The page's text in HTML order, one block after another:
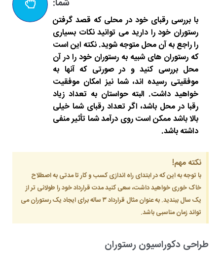
شما:
با بررسی رقبای خود در محلی که قصد گرفتن
رستوران خود را دارید می توانید نکات بسیاری
را راجع به آن محل متوجه شوید. نکته این است
که رستوران های شبیه به رستوران خود را در آن
محل بررسی کنید و در صورتی که آنها به
موفقیتی رسیده اند، شما نیز امکان موفقیت
خواهید داشت. البته حواستان به تعداد زیاد
رقبا در محل باشد، اگر تعداد رقبای شما خیلی
بالا باشد ممکن است روی درآمد شما تأثیر منفی
داشته باشد.
نکته مهم!
با توجه به این که در ابتدای راه اندازی کسب و کار تا مدتی به اصطلاح
خاک خوری خواهید داشت، سعی کنید مدت قرارداد خود را طولانی تر از
یک سال ببندید. به عنوان مثال قرارداد ۳ ساله برای ایجاد یک رستوران می
تواند زمان مناسبی باشد.
طراحی دکوراسیون رستوران